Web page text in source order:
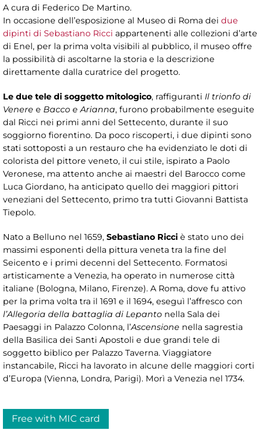
A cura di Federico De Martino.
In occasione dell’esposizione al Museo di Roma dei due
dipinti di Sebastiano Ricci appartenenti alle collezioni d’arte
di Enel, per la prima volta visibili al pubblico, il museo offre
la possibilità di ascoltarne la storia e la descrizione
direttamente dalla curatrice del progetto.
Le due tele di soggetto mitologico, raffiguranti Il trionfo di
Venere e Bacco e Arianna, furono probabilmente eseguite
dal Ricci nei primi anni del Settecento, durante il suo
soggiorno fiorentino. Da poco riscoperti, i due dipinti sono
stati sottoposti a un restauro che ha evidenziato le doti di
colorista del pittore veneto, il cui stile, ispirato a Paolo
Veronese, ma attento anche ai maestri del Barocco come
Luca Giordano, ha anticipato quello dei maggiori pittori
veneziani del Settecento, primo tra tutti Giovanni Battista
Tiepolo.
Nato a Belluno nel 1659, Sebastiano Ricci è stato uno dei
massimi esponenti della pittura veneta tra la fine del
Seicento e i primi decenni del Settecento. Formatosi
artisticamente a Venezia, ha operato in numerose città
italiane (Bologna, Milano, Firenze). A Roma, dove fu attivo
per la prima volta tra il 1691 e il 1694, eseguì l’affresco con
l’Allegoria della battaglia di Lepanto nella Sala dei
Paesaggi in Palazzo Colonna, l’Ascensione nella sagrestia
della Basilica dei Santi Apostoli e due grandi tele di
soggetto biblico per Palazzo Taverna. Viaggiatore
instancabile, Ricci ha lavorato in alcune delle maggiori corti
d’Europa (Vienna, Londra, Parigi). Morì a Venezia nel 1734.
Free with MIC card